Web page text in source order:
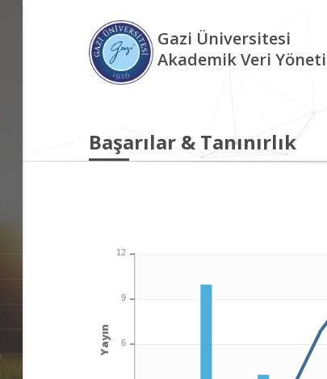
Gazi Üniversitesi
Akademik Veri
Başarılar & Tanınırlık
12
9
6
Yayın